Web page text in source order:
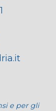
e per gli